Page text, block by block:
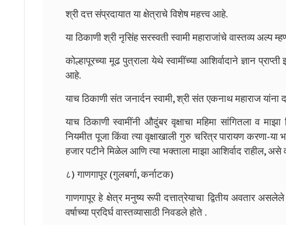
श्री दत्त संप्रदायात या क्षेत्राचे विशेष महत्त्व आहे.
या ठिकाणी श्री नृसिंह सरस्वती स्वामी महाराजांचे वास्तव्य अल्प
कोल्हापूरच्या मूढ पुत्राला येथे स्वामींच्या आशिर्वादाने ज्ञान
आहे.
याच ठिकाणी संत जनार्दन स्वामी, श्री संत एकनाथ महाराज यांना
याच ठिकाणी स्वामींनी औदुंबर वृक्षाचा महिमा सांगितला व माझा
नियमीत पूजा किंवा त्या वृक्षाखाली गुरु चरित्र पारायण
हजार पटीने मिळेल आणि त्या भक्ताला माझा आशिर्वाद राहील,
८) गाणगापूर (गुलबर्गा, कर्नाटक)
गाणगापूर हे क्षेत्र मनुष्य रूपी दत्तात्रेयाचा द्वितीय अवतार
वर्षाच्या प्रदिर्घ वास्तव्यासाठी निवडले होते .